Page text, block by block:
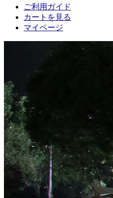
ご利用ガイド
カートを見る
マイページ